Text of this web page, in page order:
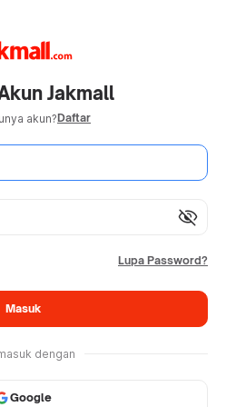
Jakmall
akun?Daftar
visibility_off
Lupa Password?
Masuk
dengan
Google